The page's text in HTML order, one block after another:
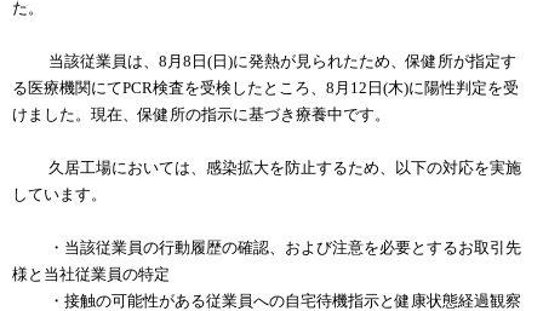
た。
当該従業員は、8月8日(日)に発熱が見られたため、保健所が指定す
る医療機関にてPCR検査を受検したところ、8月12日(木)に陽性判定を受
けました。現在、保健所の指示に基づき療養中です。
久居工場においては、感染拡大を防止するため、以下の対応を実施
しています。
・当該従業員の行動履歴の確認、および注意を必要とするお取引先
様と当社従業員の特定
・接触の可能性がある従業員への自宅待機指示と健康状態経過観察